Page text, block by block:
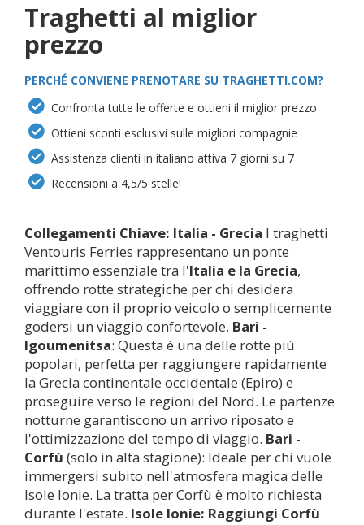
Traghetti al miglior
prezzo
PERCHÉ CONVIENE PRENOTARE SU TRAGHETTI.COM?
Confronta tutte le offerte e ottieni il miglior prezzo
Ottieni sconti esclusivi sulle migliori compagnie
Assistenza clienti in italiano attiva 7 giorni su 7
Recensioni a 4,5/5 stelle!
Collegamenti Chiave: Italia - Grecia I traghetti
Ventouris Ferries rappresentano un ponte
marittimo essenziale tra l'Italia e la Grecia,
offrendo rotte strategiche per chi desidera
viaggiare con il proprio veicolo o semplicemente
godersi un viaggio confortevole. Bari -
Igoumenitsa: Questa è una delle rotte più
popolari, perfetta per raggiungere rapidamente
la Grecia continentale occidentale (Epiro) e
proseguire verso le regioni del Nord. Le partenze
notturne garantiscono un arrivo riposato e
l'ottimizzazione del tempo di viaggio. Bari -
Corfù (solo in alta stagione): Ideale per chi vuole
immergersi subito nell'atmosfera magica delle
Isole Ionie. La tratta per Corfù è molto richiesta
durante l'estate. Isole Ionie: Raggiungi Corfù